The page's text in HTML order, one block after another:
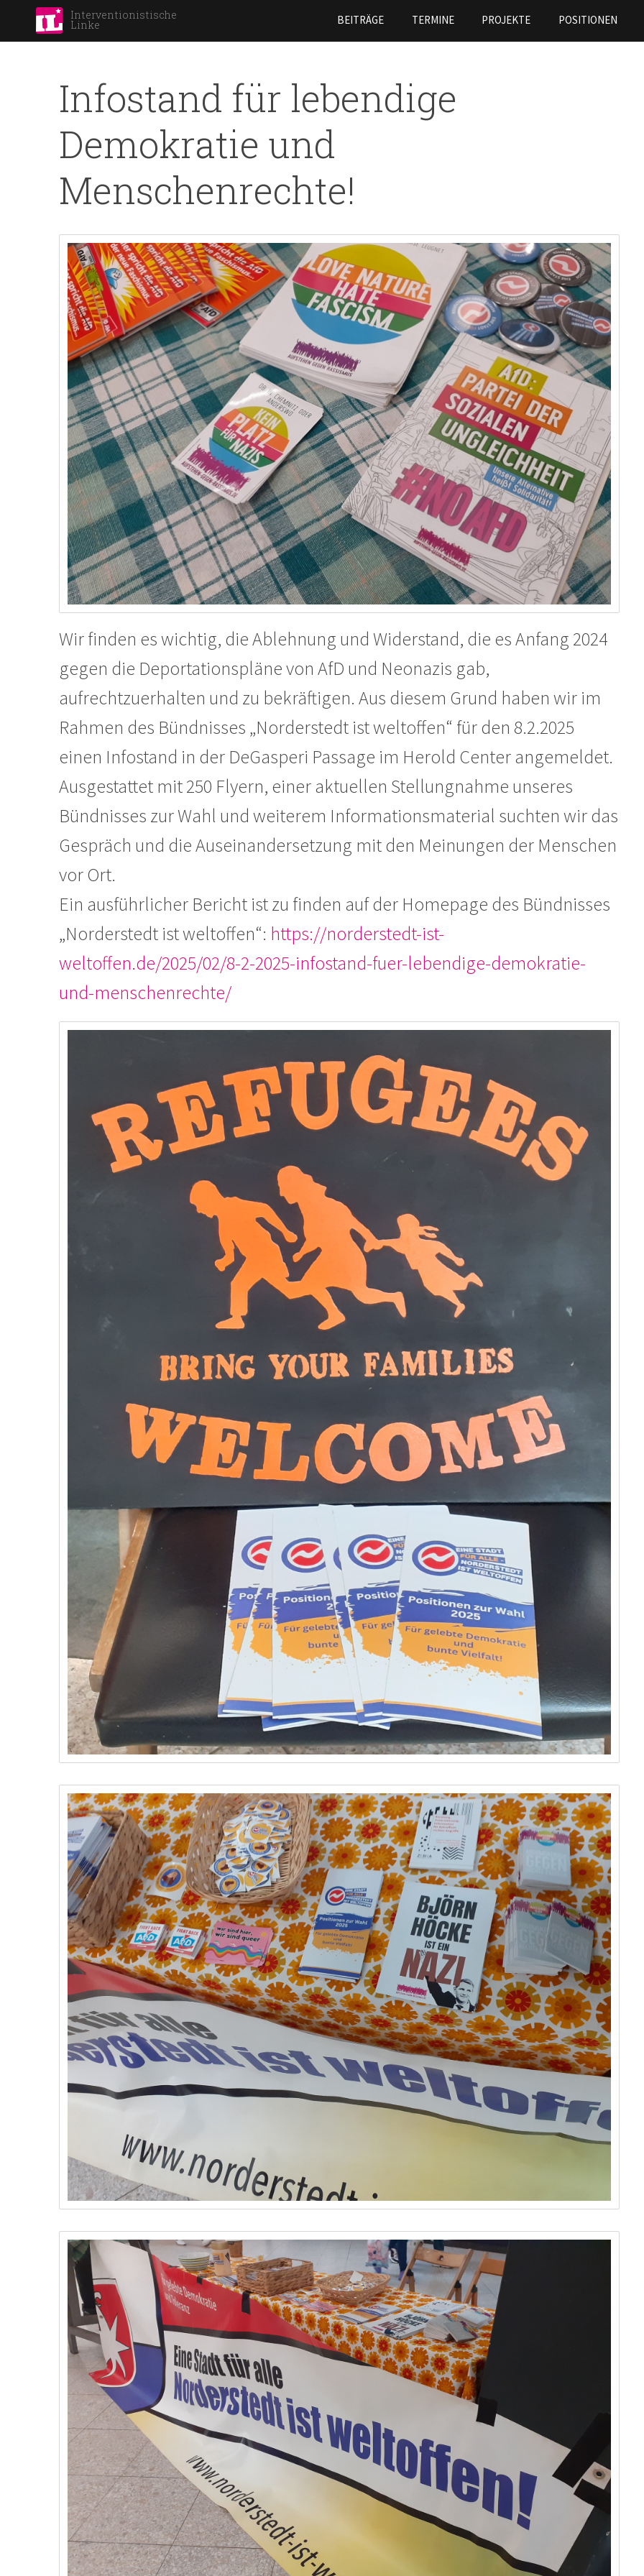
main
content
Interventionistische
Linke BEITRÄGE TERMINE PROJEKTE POSITIONEN
Infostand für lebendige
Demokratie und
Menschenrechte!
Wir finden es wichtig, die Ablehnung und Widerstand, die es Anfang 2024
gegen die Deportationspläne von AfD und Neonazis gab,
aufrechtzuerhalten und zu bekräftigen. Aus diesem Grund haben wir im
Rahmen des Bündnisses „Norderstedt ist weltoffen“ für den 8.2.2025
einen Infostand in der DeGasperi Passage im Herold Center angemeldet.
Ausgestattet mit 250 Flyern, einer aktuellen Stellungnahme unseres
Bündnisses zur Wahl und weiterem Informationsmaterial suchten wir das
Gespräch und die Auseinandersetzung mit den Meinungen der Menschen
vor Ort.
Ein ausführlicher Bericht ist zu finden auf der Homepage des Bündnisses
„Norderstedt ist weltoffen“: https://norderstedt-ist-
weltoffen.de/2025/02/8-2-2025-infostand-fuer-lebendige-demokratie-
und-menschenrechte/